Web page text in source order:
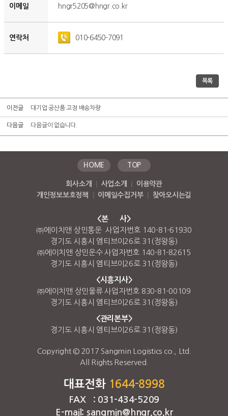
이메일 hngr5205@hngr.co.kr
연락처 010-6450-7091
목록
이전글 대기업 공산품 고정 배송차량
다음글 다음글이 없습니다.
HOME TOP
회사소개 사업소개
이용약관
개인정보보호정책
이메일수집거부 찾아오시는길
<본 사>
㈜에이치앤 상민통운 사업자번호 140-81-61930
경기도 시흥시 엠티브이26로 31(정왕동)
㈜에이치앤 상민운수 사업자번호 140-81-82615
경기도 시흥시 엠티브이26로 31(정왕동)
<시흥지사>
㈜에이치앤 상민물류 사업자번호 830-81-00109
경기도 시흥시 엠티브이26로 31(정왕동)
<관리본부>
경기도 시흥시 엠티브이26로 31(정왕동)
Copyright © 2017 Sangmin Logistics co., Ltd.
All Rights Reserved.
대표전화 1644-8998
FAX : 031-434-5209
E-mail: sangmin@hngr.co.kr